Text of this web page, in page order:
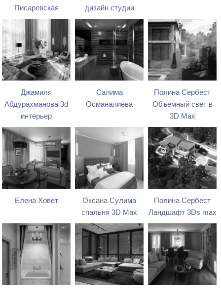
Писаревская
дизайн студии
Джамиля
Абдурахманова 3d
интерьер
Салима
Османалиева
Полина Сербест
Объемный свет в
3D Max
Елена Ховет
Оксана Сулима
спальня 3D Max
Полина Сербест
Ландшафт 3Ds max